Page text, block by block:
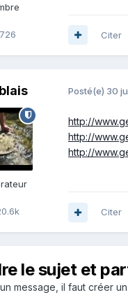
Citer
Posté(e) 30
http://
http://
http://
Citer
le sujet et
message, il faut créer